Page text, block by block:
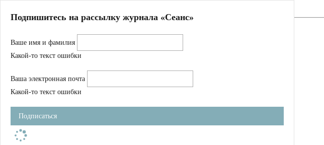
Магазин
Журнал
Школа
Устав
Фильмы
Имена
Тэги
Подпишитесь на рассылку журнала «Сеанс»
Ваше имя и фамилия
Какой-то текст ошибки
Ваша электронная почта
Какой-то текст ошибки
Подписаться